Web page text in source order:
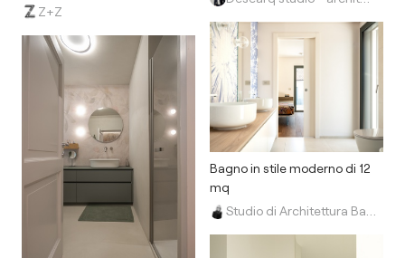
Z+Z
Bagno in stile moderno di 12
mq